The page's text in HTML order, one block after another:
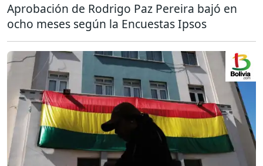
Aprobación de Rodrigo Paz Pereira bajó en
ocho meses según la Encuestas Ipsos